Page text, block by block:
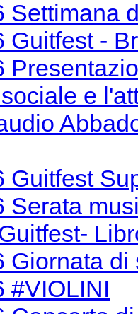
Settimana
Guitfest -
e
Guitfest
Serata
Giornata
#VIOLINI